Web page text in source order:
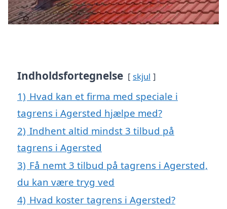
Indholdsfortegnelse skjul
1) Hvad kan et firma med speciale i
tagrens i Agersted hjælpe med?
2) Indhent altid mindst 3 tilbud på
tagrens i Agersted
3) Få nemt 3 tilbud på tagrens i Agersted,
du kan være tryg ved
4) Hvad koster tagrens i Agersted?